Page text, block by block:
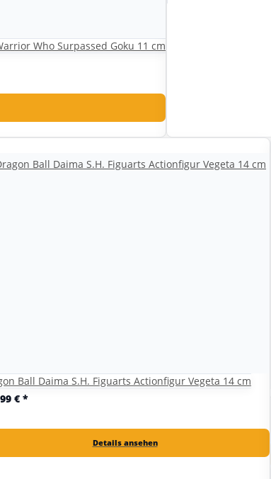
Who Surpassed Goku 11 cm
Ball Daima S.H. Figuarts Actionfigur Vegeta 14 cm
€ *
Details ansehen